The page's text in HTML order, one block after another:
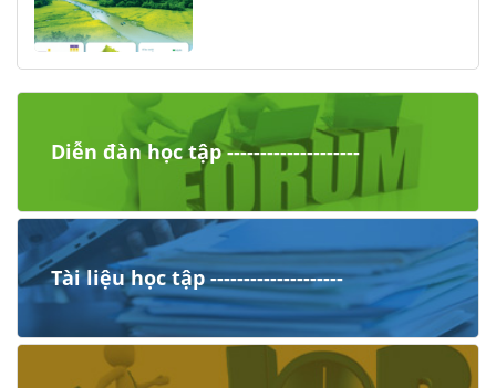
Diễn đàn học tập --------------------
Tài liệu học tập --------------------